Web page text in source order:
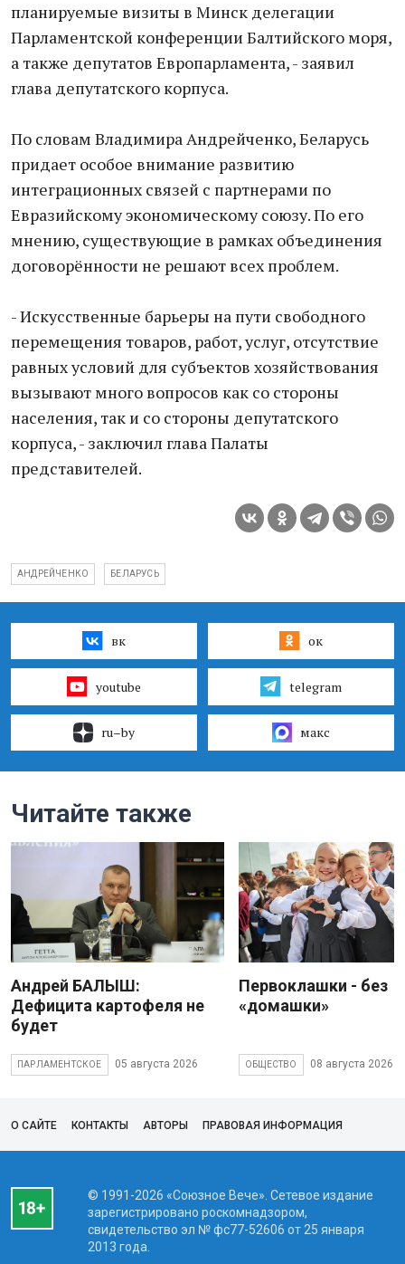
планируемые визиты в Минск делегации
Парламентской конференции Балтийского моря,
а также депутатов Европарламента, - заявил
глава депутатского корпуса.
По словам Владимира Андрейченко, Беларусь
придает особое внимание развитию
интеграционных связей с партнерами по
Евразийскому экономическому союзу. По его
мнению, существующие в рамках объединения
договорённости не решают всех проблем.
- Искусственные барьеры на пути свободного
перемещения товаров, работ, услуг, отсутствие
равных условий для субъектов хозяйствования
вызывают много вопросов как со стороны
населения, так и со стороны депутатского
корпуса, - заключил глава Палаты
представителей.
АНДРЕЙЧЕНКО БЕЛАРУСЬ
вк ок
youtube telegram
ru–by макс
Читайте также
Андрей БАЛЫШ:
Дефицита картофеля не
будет
ПАРЛАМЕНТСКОЕ 05 августа 2026
Первоклашки - без
«домашки»
ОБЩЕСТВО 08 августа 2026
О САЙТЕ КОНТАКТЫ АВТОРЫ ПРАВОВАЯ ИНФОРМАЦИЯ
© 1991-2026 «Союзное Вече». Сетевое издание
зарегистрировано роскомнадзором,
свидетельство эл № фc77-52606 от 25 января
2013 года.